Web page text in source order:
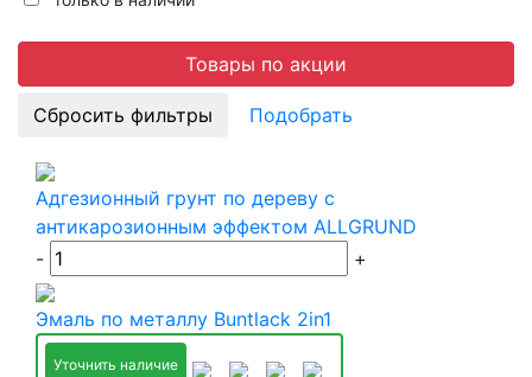
Товары по акции
Подобрать
Адгезионный грунт по дереву с
антикарозионным эффектом ALLGRUND
-
+
Эмаль по металлу Buntlack 2in1
Уточнить наличие